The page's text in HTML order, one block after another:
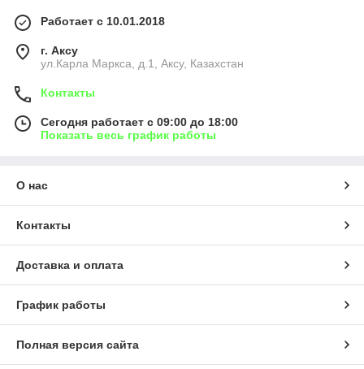
Работает с 10.01.2018
г. Аксу
ул.Карла Маркса, д.1, Аксу, Казахстан
Контакты
Сегодня работает с 09:00 до 18:00
Показать весь график работы
О нас
Контакты
Доставка и оплата
График работы
Полная версия сайта